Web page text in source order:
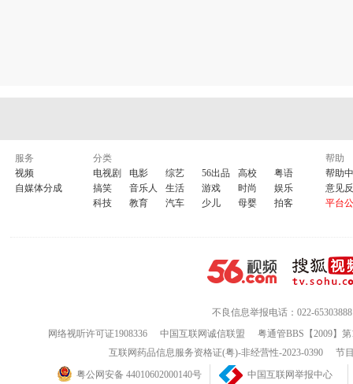
服务
视频
自媒体分成
分类
电视剧
电影 综艺 56出品 高校
粤语
搞笑
音乐人 生活 游戏 时尚
娱乐
科技
教育 汽车 少儿 母婴 拍客
帮助
帮助
意见
平台
不良信息举报电话：022-65303888
网络视听许可证1908336
中国互联网诚信联盟
粤通管BBS【2009】
互联网药品信息服务资格证(粤)-非经营性-2023-0390
节
粤公网安备 44010602000140号
中国互联网举报中心